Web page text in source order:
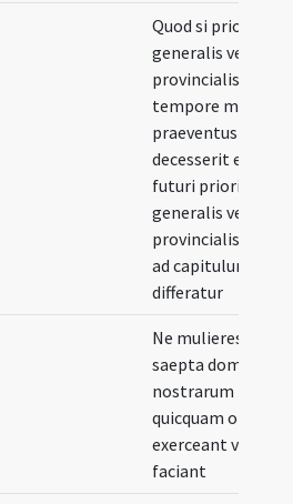
Quod si prior
generalis vel
provincialis medio
tempore morte
praeventus
decesserit electio
futuri prioris
generalis vel
provincialis usque
ad capitulum
differatur
Ne mulieres intra
saepta domorum
nostrarum
quicquam operis
exerceant vel
faciant